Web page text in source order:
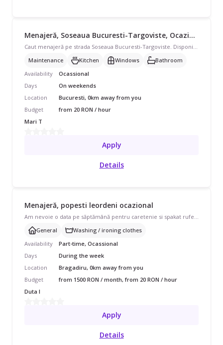
Menajeră, Soseaua Bucuresti-Targoviste, Ocazional, începând cu 20 lei/oră
Maintenance
Kitchen Windows
Bathroom
Availability
Ocassional
Days
On weekends
Location
Bucuresti, 0km away from you
Budget
from 20 RON / hour
Mari T
Apply
Details
Menajeră, popesti leordeni ocazional
General
Washing / ironing clothes
Availability
Part-time, Ocassional
Days
During the week
Location
Bragadiru, 0km away from you
Budget
from 1500 RON / month, from 20 RON / hour
Duta I
Apply
Details